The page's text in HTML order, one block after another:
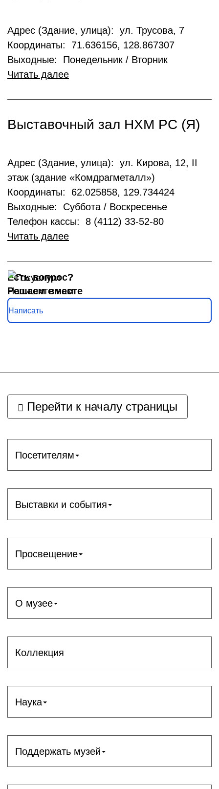
Адрес (Здание, улица): ул. Трусова, 7
Координаты: 71.636156, 128.867307
Выходные: Понедельник / Вторник
Читать далее
Выставочный зал НХМ РС (Я)
Адрес (Здание, улица): ул. Кирова, 12, II
этаж (здание «Комдрагметалл»)
Координаты: 62.025858, 129.734424
Выходные: Суббота / Воскресенье
Телефон кассы: 8 (4112) 33-52-80
Читать далее
Решаем вместе
Есть вопрос?
Напишите нам
Написать
Перейти к началу страницы
Посетителям
Выставки и события
Просвещение
О музее
Коллекция
Наука
Поддержать музей